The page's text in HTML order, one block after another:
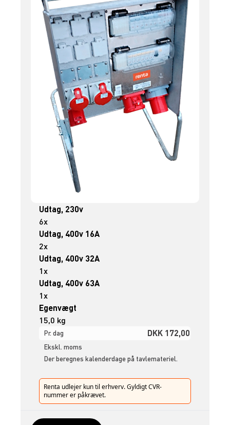
Udtag, 230v
6x
Udtag, 400v 16A
2x
Udtag, 400v 32A
1x
Udtag, 400v 63A
1x
Egenvægt
15,0 kg
Pr. dag DKK 172,00
Ekskl. moms
Der beregnes kalenderdage på tavlemateriel.
Renta udlejer kun til erhverv. Gyldigt CVR-
nummer er påkrævet.